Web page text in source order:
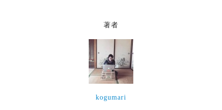
著者
kogumari